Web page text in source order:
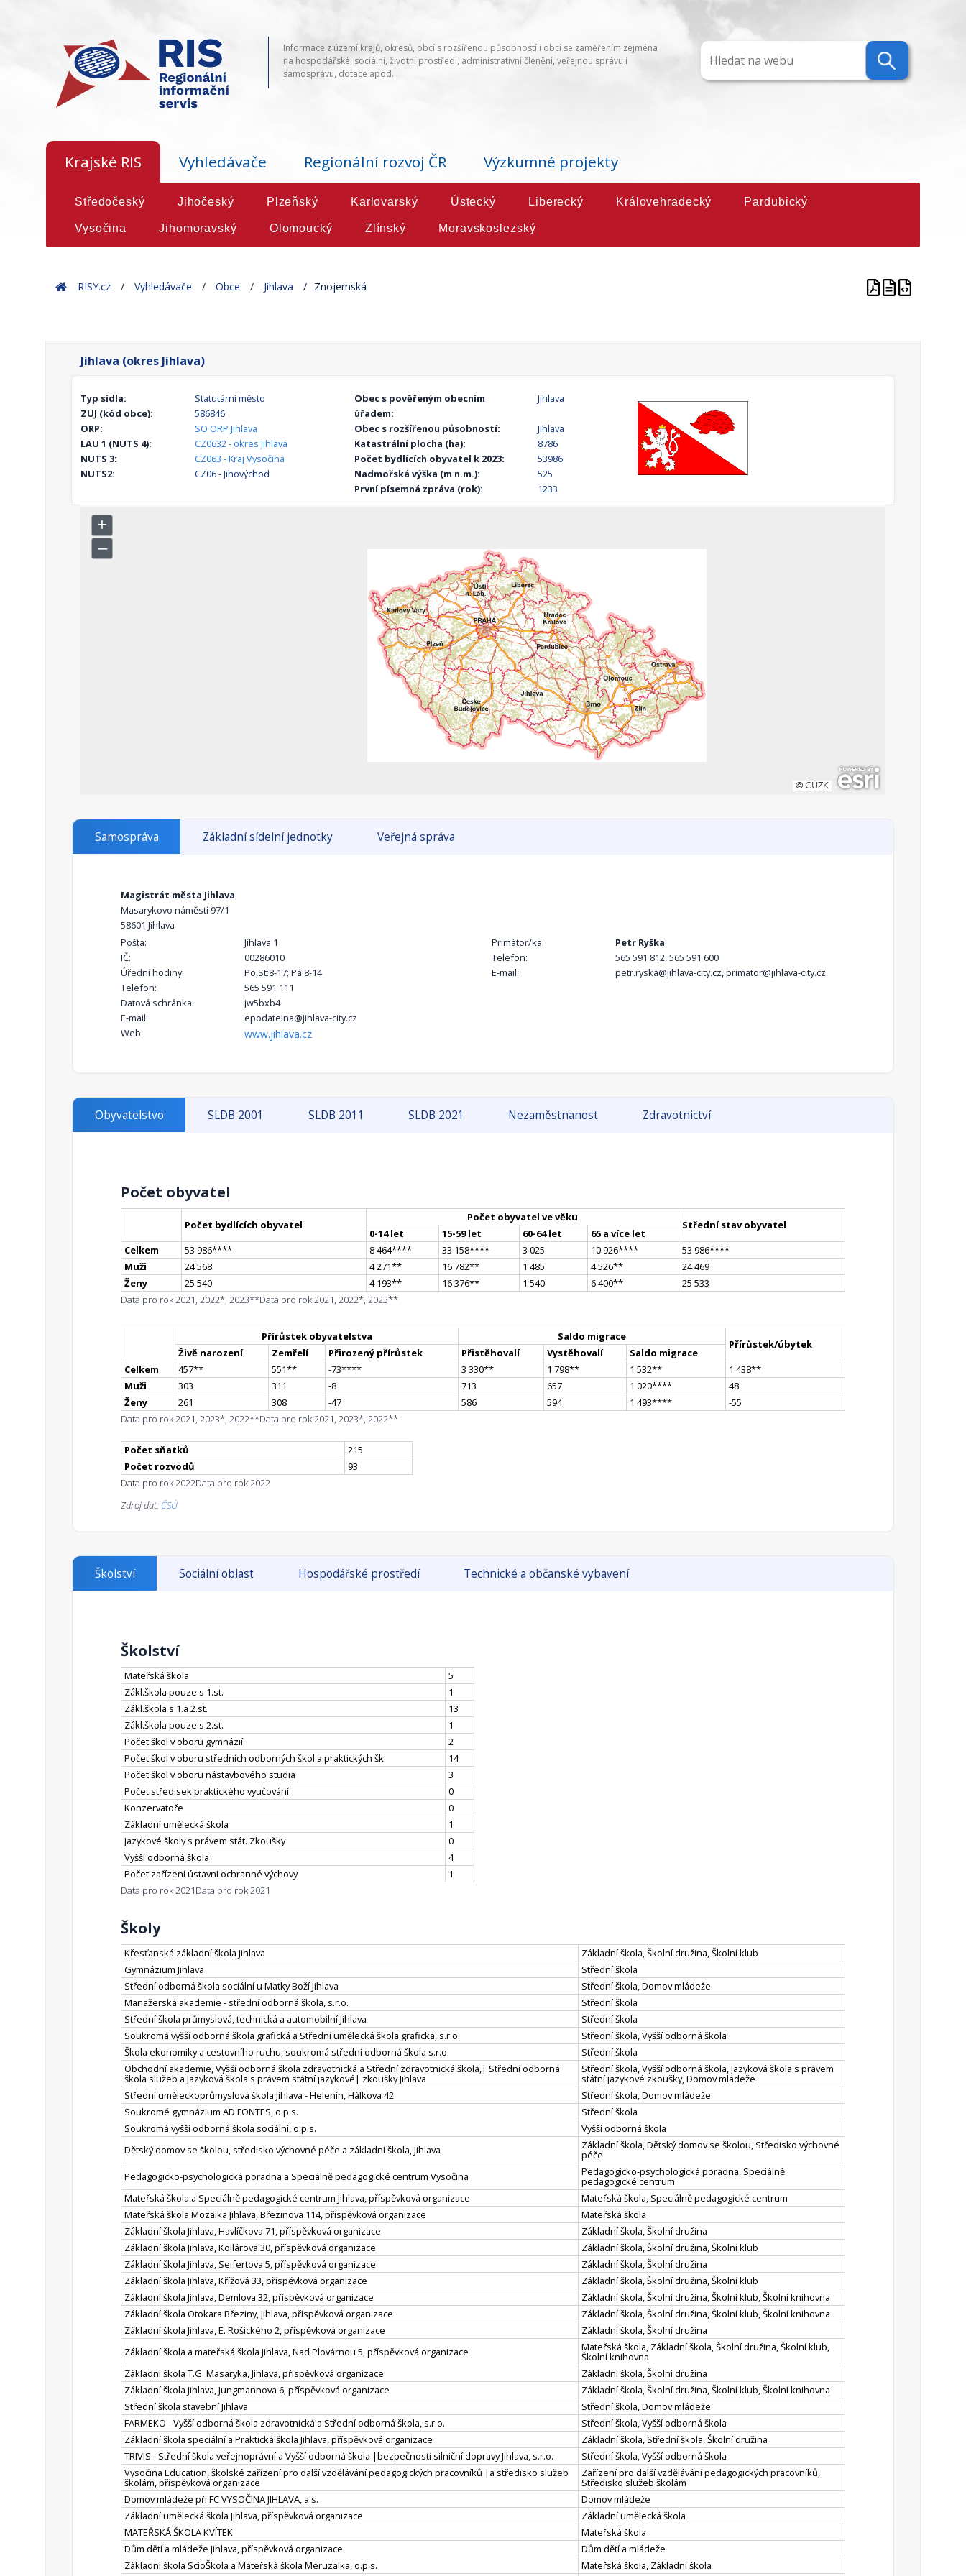
Informace z území krajů, okresů, obcí s rozšířenou působností i obcí se zaměřením zejména
na hospodářské, sociální, životní prostředí, administrativní členění, veřejnou správu i
samosprávu, dotace apod.
Krajské RIS Vyhledávače Regionální rozvoj ČR Výzkumné projekty
Středočeský Jihočeský Plzeňský Karlovarský Ústecký Liberecký Královehradecký Pardubický
Vysočina Jihomoravský Olomoucký Zlínský Moravskoslezský
HomeRISY.cz Vyhledávače Obce Jihlava Znojemská
Jihlava (okres Jihlava)
Typ sídla:
Statutární město
ZUJ (kód obce):
586846
ORP:
SO ORP Jihlava
LAU 1 (NUTS 4):
CZ0632 - okres Jihlava
NUTS 3:
CZ063 - Kraj Vysočina
NUTS2:
CZ06 - Jihovýchod
Obec s pověřeným obecním
úřadem:
Jihlava
Obec s rozšířenou působností:
Jihlava
Katastrální plocha (ha):
8786
Počet bydlících obyvatel k 2023:
53986
Nadmořská výška (m n.m.):
525
První písemná zpráva (rok):
1233
Samospráva Základní sídelní jednotky Veřejná správa
Magistrát města Jihlava
Masarykovo náměstí 97/1
58601 Jihlava
Pošta:
Jihlava 1
IČ:
00286010
Úřední hodiny:
Po,St:8-17; Pá:8-14
Telefon:
565 591 111
Datová schránka:
jw5bxb4
E-mail:
epodatelna@jihlava-city.cz
Web:
www.jihlava.cz
Primátor/ka:
Petr Ryška
Telefon:
565 591 812, 565 591 600
E-mail:
petr.ryska@jihlava-city.cz, primator@jihlava-city.cz
Obyvatelstvo SLDB 2001 SLDB 2011 SLDB 2021 Nezaměstnanost Zdravotnictví
Počet obyvatel
Počet bydlících obyvatel
Počet obyvatel ve věku
Střední stav obyvatel
0-14 let 15-59 let 60-64 let
65 a více let
Celkem
53 986**** 8 464**** 33 158**** 3 025 10 926**** 53 986****
Muži
24 568 4 271** 16 782** 1 485 4 526**
24 469
Ženy
25 540 4 193** 16 376** 1 540 6 400**
25 533
Data pro rok 2021, 2022*, 2023**Data pro rok 2021, 2022*, 2023**
Přírůstek obyvatelstva Saldo migrace
Přírůstek/úbytek
Živě narození Zemřelí Přirozený přírůstek Přistěhovalí Vystěhovalí
Saldo migrace
Celkem
457** 551** -73**** 3 330** 1 798** 1 532** 1 438**
Muži
303 311 -8 713 657 1 020****
48
Ženy
261 308 -47 586 594 1 493****
-55
Data pro rok 2021, 2023*, 2022**Data pro rok 2021, 2023*, 2022**
Počet sňatků
215
Počet rozvodů
93
Data pro rok 2022Data pro rok 2022
Zdroj dat: ČSÚ
Školství Sociální oblast Hospodářské prostředí Technické a občanské vybavení
Školství
Mateřská škola
5
Zákl.škola pouze s 1.st.
1
Zákl.škola s 1.a 2.st.
13
Zákl.škola pouze s 2.st.
1
Počet škol v oboru gymnázií
2
Počet škol v oboru středních odborných škol a praktických šk
14
Počet škol v oboru nástavbového studia
3
Počet středisek praktického vyučování
0
Konzervatoře
0
Základní umělecká škola
1
Jazykové školy s právem stát. Zkoušky
0
Vyšší odborná škola
4
Počet zařízení ústavní ochranné výchovy
1
Data pro rok 2021Data pro rok 2021
Školy
Křesťanská základní škola Jihlava
Základní škola, Školní družina, Školní klub
Gymnázium Jihlava
Střední škola
Střední odborná škola sociální u Matky Boží Jihlava
Střední škola, Domov mládeže
Manažerská akademie - střední odborná škola, s.r.o.
Střední škola
Střední škola průmyslová, technická a automobilní Jihlava
Střední škola
Soukromá vyšší odborná škola grafická a Střední umělecká škola grafická, s.r.o.
Střední škola, Vyšší odborná škola
Škola ekonomiky a cestovního ruchu, soukromá střední odborná škola s.r.o.
Střední škola
Obchodní akademie, Vyšší odborná škola zdravotnická a Střední zdravotnická škola,| Střední odborná
škola služeb a Jazyková škola s právem státní jazykové| zkoušky Jihlava
Střední škola, Vyšší odborná škola, Jazyková škola s právem
státní jazykové zkoušky, Domov mládeže
Střední uměleckoprůmyslová škola Jihlava - Helenín, Hálkova 42
Střední škola, Domov mládeže
Soukromé gymnázium AD FONTES, o.p.s.
Střední škola
Soukromá vyšší odborná škola sociální, o.p.s.
Vyšší odborná škola
Dětský domov se školou, středisko výchovné péče a základní škola, Jihlava
Základní škola, Dětský domov se školou, Středisko výchovné
péče
Pedagogicko-psychologická poradna a Speciálně pedagogické centrum Vysočina
Pedagogicko-psychologická poradna, Speciálně
pedagogické centrum
Mateřská škola a Speciálně pedagogické centrum Jihlava, příspěvková organizace
Mateřská škola, Speciálně pedagogické centrum
Mateřská škola Mozaika Jihlava, Březinova 114, příspěvková organizace
Mateřská škola
Základní škola Jihlava, Havlíčkova 71, příspěvková organizace
Základní škola, Školní družina
Základní škola Jihlava, Kollárova 30, příspěvková organizace
Základní škola, Školní družina, Školní klub
Základní škola Jihlava, Seifertova 5, příspěvková organizace
Základní škola, Školní družina
Základní škola Jihlava, Křížová 33, příspěvková organizace
Základní škola, Školní družina, Školní klub
Základní škola Jihlava, Demlova 32, příspěvková organizace
Základní škola, Školní družina, Školní klub, Školní knihovna
Základní škola Otokara Březiny, Jihlava, příspěvková organizace
Základní škola, Školní družina, Školní klub, Školní knihovna
Základní škola Jihlava, E. Rošického 2, příspěvková organizace
Základní škola, Školní družina
Základní škola a mateřská škola Jihlava, Nad Plovárnou 5, příspěvková organizace
Mateřská škola, Základní škola, Školní družina, Školní klub,
Školní knihovna
Základní škola T.G. Masaryka, Jihlava, příspěvková organizace
Základní škola, Školní družina
Základní škola Jihlava, Jungmannova 6, příspěvková organizace
Základní škola, Školní družina, Školní klub, Školní knihovna
Střední škola stavební Jihlava
Střední škola, Domov mládeže
FARMEKO - Vyšší odborná škola zdravotnická a Střední odborná škola, s.r.o.
Střední škola, Vyšší odborná škola
Základní škola speciální a Praktická škola Jihlava, příspěvková organizace
Základní škola, Střední škola, Školní družina
TRIVIS - Střední škola veřejnoprávní a Vyšší odborná škola |bezpečnosti silniční dopravy Jihlava, s.r.o.
Střední škola, Vyšší odborná škola
Vysočina Education, školské zařízení pro další vzdělávání pedagogických pracovníků |a středisko služeb
školám, příspěvková organizace
Zařízení pro další vzdělávání pedagogických pracovníků,
Středisko služeb školám
Domov mládeže při FC VYSOČINA JIHLAVA, a.s.
Domov mládeže
Základní umělecká škola Jihlava, příspěvková organizace
Základní umělecká škola
MATEŘSKÁ ŠKOLA KVÍTEK
Mateřská škola
Dům dětí a mládeže Jihlava, příspěvková organizace
Dům dětí a mládeže
Základní škola ScioŠkola a Mateřská škola Meruzalka, o.p.s.
Mateřská škola, Základní škola